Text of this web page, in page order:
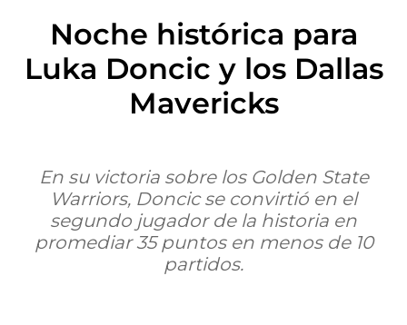
Noche histórica para
Luka Doncic y los Dallas
Mavericks
En su victoria sobre los Golden State
Warriors, Doncic se convirtió en el
segundo jugador de la historia en
promediar 35 puntos en menos de 10
partidos.